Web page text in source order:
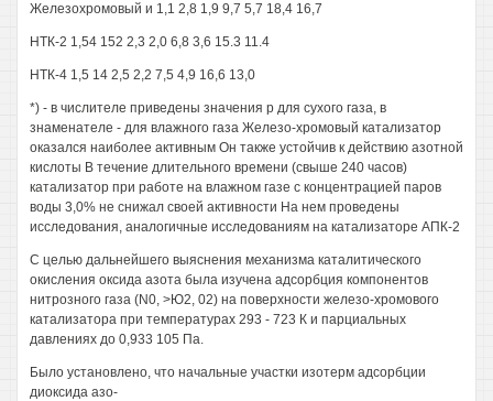
Железохромовый и 1,1 2,8 1,9 9,7 5,7 18,4 16,7
НТК-2 1,54 152 2,3 2,0 6,8 3,6 15.3 11.4
НТК-4 1,5 14 2,5 2,2 7,5 4,9 16,6 13,0
*) - в числителе приведены значения р для сухого газа, в
знаменателе - для влажного газа Железо-хромовый катализатор
оказался наиболее активным Он также устойчив к действию азотной
кислоты В течение длительного времени (свыше 240 часов)
катализатор при работе на влажном газе с концентрацией паров
воды 3,0% не снижал своей активности На нем проведены
исследования, аналогичные исследованиям на катализаторе АПК-2
С целью дальнейшего выяснения механизма каталитического
окисления оксида азота была изучена адсорбция компонентов
нитрозного газа (N0, >Ю2, 02) на поверхности железо-хромового
катализатора при температурах 293 - 723 К и парциальных
давлениях до 0,933 105 Па.
Было установлено, что начальные участки изотерм адсорбции
диоксида азо-